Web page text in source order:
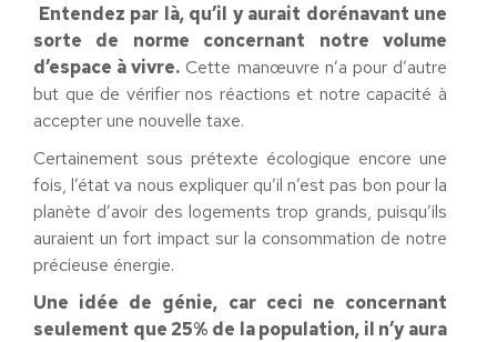
Entendez par là, qu’il y aurait dorénavant une
sorte de norme concernant notre volume
d’espace à vivre. Cette manœuvre n’a pour d’autre
but que de vérifier nos réactions et notre capacité à
accepter une nouvelle taxe.
Certainement sous prétexte écologique encore une
fois, l’état va nous expliquer qu’il n’est pas bon pour la
planète d’avoir des logements trop grands, puisqu’ils
auraient un fort impact sur la consommation de notre
précieuse énergie.
Une idée de génie, car ceci ne concernant
seulement que 25% de la population, il n’y aura